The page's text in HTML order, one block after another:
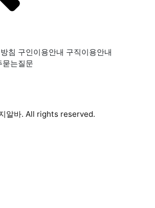
침 구인이용안내 구직이용안내
묻는질문
알바. All rights reserved.